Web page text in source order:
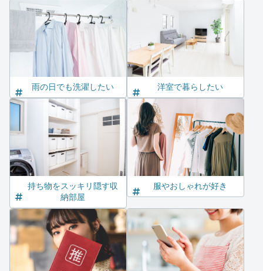
雨の日でも洗濯したい 洋室で暮らしたい
持ち物をスッキリ隠す収
納部屋
服やおしゃれが好き